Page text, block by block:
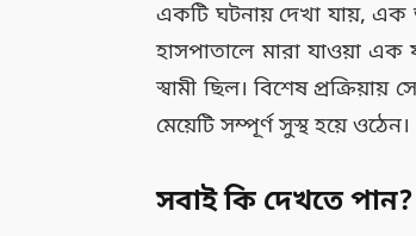
একটি ঘটনায় দেখা যায়, এক
হাসপাতালে মারা যাওয়া এক
স্বামী ছিল। বিশেষ
মেয়েটি সম্পূর্ণ সুস্থ হয়ে ওঠেন।
সবাই কি দেখতে